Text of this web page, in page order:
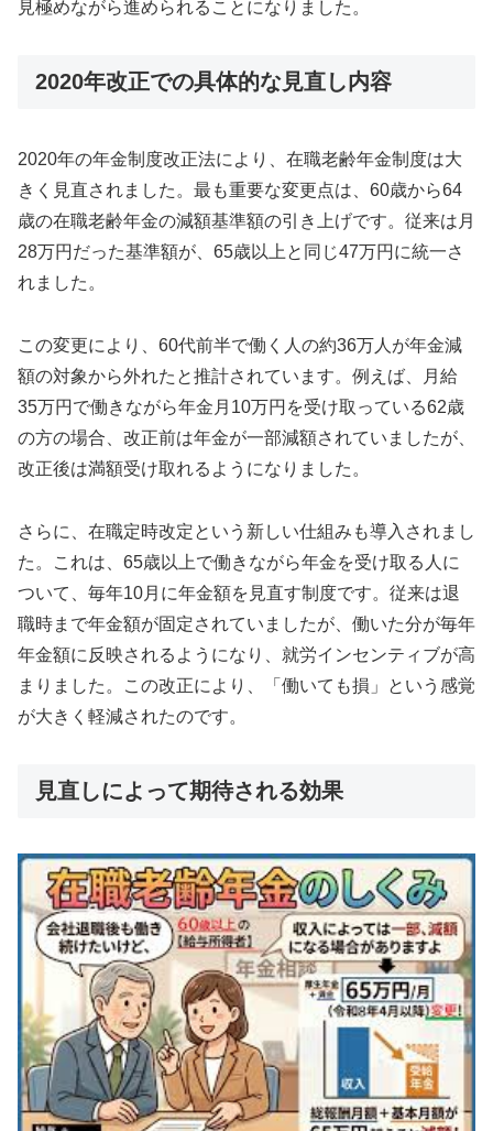
見極めながら進められることになりました。
2020年改正での具体的な見直し内容
2020年の年金制度改正法により、在職老齢年金制度は大
きく見直されました。最も重要な変更点は、60歳から64
歳の在職老齢年金の減額基準額の引き上げです。従来は月
28万円だった基準額が、65歳以上と同じ47万円に統一さ
れました。
この変更により、60代前半で働く人の約36万人が年金減
額の対象から外れたと推計されています。例えば、月給
35万円で働きながら年金月10万円を受け取っている62歳
の方の場合、改正前は年金が一部減額されていましたが、
改正後は満額受け取れるようになりました。
さらに、在職定時改定という新しい仕組みも導入されまし
た。これは、65歳以上で働きながら年金を受け取る人に
ついて、毎年10月に年金額を見直す制度です。従来は退
職時まで年金額が固定されていましたが、働いた分が毎年
年金額に反映されるようになり、就労インセンティブが高
まりました。この改正により、「働いても損」という感覚
が大きく軽減されたのです。
見直しによって期待される効果